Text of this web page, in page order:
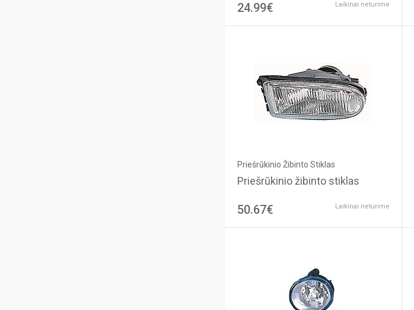
24.99€ Laikinai neturime
Priešrūkinio Žibinto Stiklas
Priešrūkinio žibinto stiklas
50.67€ Laikinai neturime